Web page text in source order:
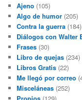
Ajeno (105)
Algo de humor (205)
Contra la guerra (184)
Diálogos con Walter
Frases (30)
Libro de quejas (234)
Libros Gratis (22)
Me llegó por correo
Misceláneas (252)